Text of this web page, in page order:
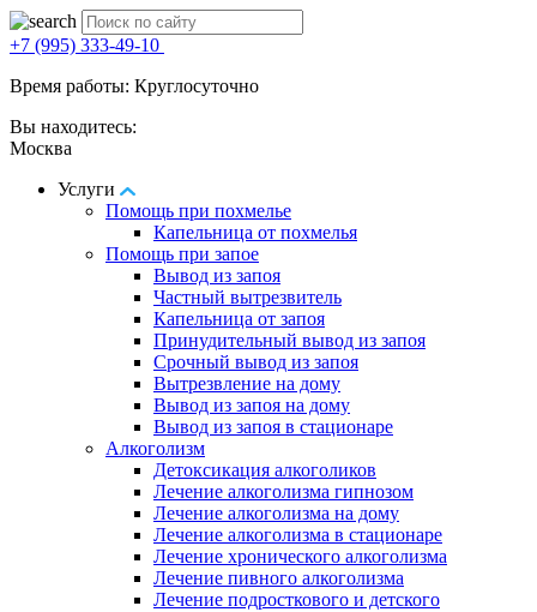
+7 (995) 333-49-10
Время работы: Круглосуточно
Вы находитесь:
Москва
Услуги
Помощь при похмелье
Капельница от похмелья
Помощь при запое
Вывод из запоя
Частный вытрезвитель
Капельница от запоя
Принудительный вывод из запоя
Срочный вывод из запоя
Вытрезвление на дому
Вывод из запоя на дому
Вывод из запоя в стационаре
Алкоголизм
Детоксикация алкоголиков
Лечение алкоголизма гипнозом
Лечение алкоголизма на дому
Лечение алкоголизма в стационаре
Лечение хронического алкоголизма
Лечение пивного алкоголизма
Лечение подросткового и детского